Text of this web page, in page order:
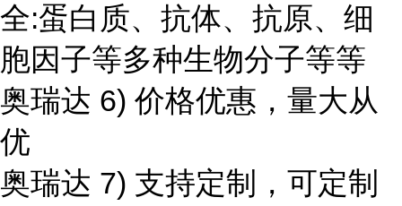
全:蛋白质、抗体、抗原、细
胞因子等多种生物分子等等
奥瑞达 6) 价格优惠，量大从
优
奥瑞达 7) 支持定制，可定制